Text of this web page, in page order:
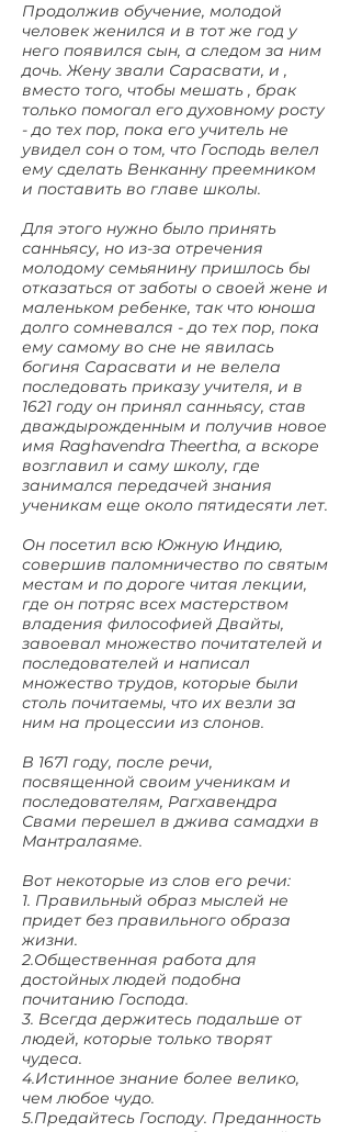
Продолжив обучение, молодой
человек женился и в тот же год у
него появился сын, а следом за ним
дочь. Жену звали Сарасвати, и ,
вместо того, чтобы мешать , брак
только помогал его духовному росту
- до тех пор, пока его учитель не
увидел сон о том, что Господь велел
ему сделать Венканну преемником
и поставить во главе школы.
Для этого нужно было принять
санньясу, но из-за отречения
молодому семьянину пришлось бы
отказаться от заботы о своей жене и
маленьком ребенке, так что юноша
долго сомневался - до тех пор, пока
ему самому во сне не явилась
богиня Сарасвати и не велела
последовать приказу учителя, и в
1621 году он принял санньясу, став
дваждырожденным и получив новое
имя Raghavendra Theertha, а вскоре
возглавил и саму школу, где
занимался передачей знания
ученикам еще около пятидесяти лет.
Он посетил всю Южную Индию,
совершив паломничество по святым
местам и по дороге читая лекции,
где он потряс всех мастерством
владения философией Двайты,
завоевал множество почитателей и
последователей и написал
множество трудов, которые были
столь почитаемы, что их везли за
ним на процессии из слонов.
В 1671 году, после речи,
посвященной своим ученикам и
последователям, Рагхавендра
Свами перешел в джива самадхи в
Мантралаяме.
Вот некоторые из слов его речи:
1. Правильный образ мыслей не
придет без правильного образа
жизни.
2.Общественная работа для
достойных людей подобна
почитанию Господа.
3. Всегда держитесь подальше от
людей, которые только творят
чудеса.
4.Истинное знание более велико,
чем любое чудо.
5.Предайтесь Господу. Преданность